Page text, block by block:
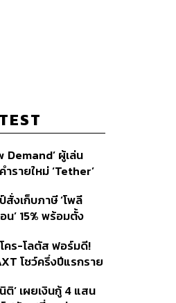
Demand’ ผู้เล่น
ำรายใหม่ ‘Tether’
สั่งเก็บภาษี ‘โพลี
น’ 15% พร้อมตั้ง
คร-โลตัส ฟอร์มดี!
โชว์ครึ่งปีแรกราย
ฉมสาขาใหม่ดันพื้นที่
ติ’ เผยเงินกู้ 4 แสน